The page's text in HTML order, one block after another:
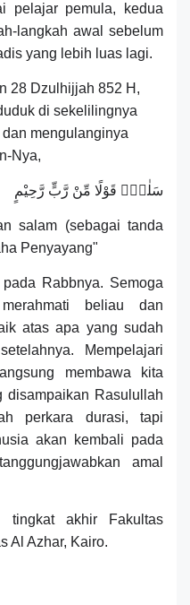
pelajar pemula, kedua
langkah awal sebelum
yang lebih luas lagi.
28 Dzulhijjah 852 H,
di sekelilingnya
mengulanginya
Nya,
سَلٰمٌۗ قَوْلًا مِّنْ رَّبٍّ رَّحِيْمٍ
salam (sebagai tanda
Penyayang"
Rabbnya. Semoga
beliau dan
atas apa yang sudah
Mempelajari
membawa kita
disampaikan Rasulullah
akan kembali pada
amal
tingkat akhir Fakultas
Al Azhar, Kairo.